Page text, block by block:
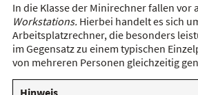
In die Klasse der Minirechner fallen vor
Workstations. Hierbei handelt es sich
Arbeitsplatzrechner, die besonders
im Gegensatz zu einem typischen
von mehreren Personen gleichzeitig
Hinweis